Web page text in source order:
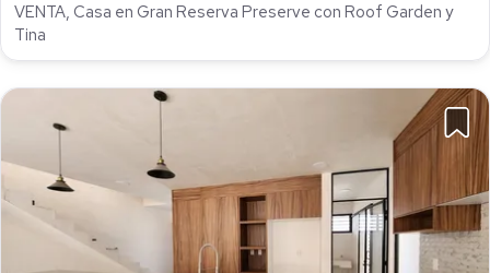
VENTA, Casa en Gran Reserva Preserve con Roof Garden y
Tina